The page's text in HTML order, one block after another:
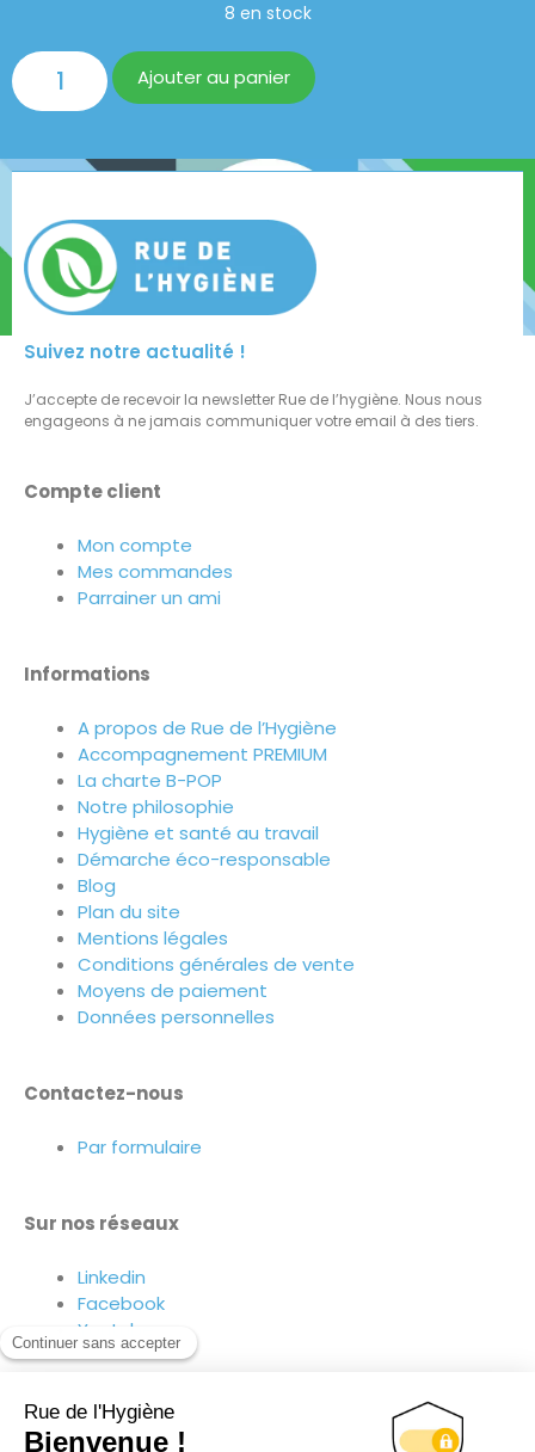
8 en stock
Ajouter au panier
Suivez notre actualité !
J’accepte de recevoir la newsletter Rue de l’hygiène. Nous nous
engageons à ne jamais communiquer votre email à des tiers.
Compte client
Mon compte
Mes commandes
Parrainer un ami
Informations
A propos de Rue de l’Hygiène
Accompagnement PREMIUM
La charte B-POP
Notre philosophie
Hygiène et santé au travail
Démarche éco-responsable
Blog
Plan du site
Mentions légales
Conditions générales de vente
Moyens de paiement
Données personnelles
Contactez-nous
Par formulaire
Sur nos réseaux
Linkedin
Facebook
Youtube